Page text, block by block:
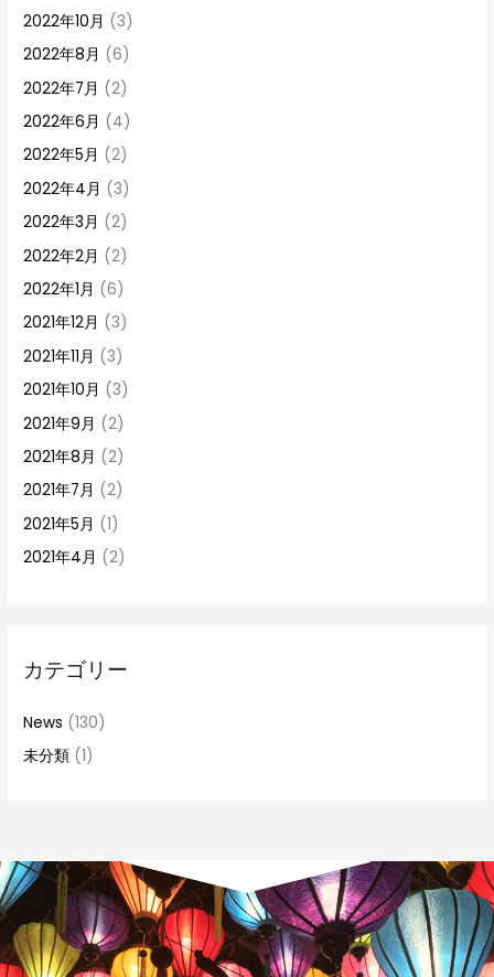
2022年10月 (3)
2022年8月 (6)
2022年7月 (2)
2022年6月 (4)
2022年5月 (2)
2022年4月 (3)
2022年3月 (2)
2022年2月 (2)
2022年1月 (6)
2021年12月 (3)
2021年11月 (3)
2021年10月 (3)
2021年9月 (2)
2021年8月 (2)
2021年7月 (2)
2021年5月 (1)
2021年4月 (2)
カテゴリー
News (130)
未分類 (1)